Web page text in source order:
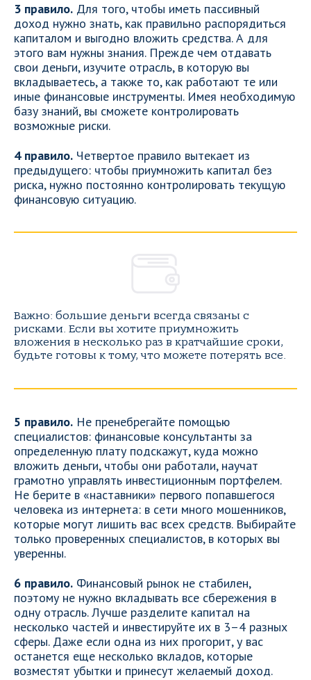
3 правило. Для того, чтобы иметь пассивный
доход нужно знать, как правильно распорядиться
капиталом и выгодно вложить средства. А для
этого вам нужны знания. Прежде чем отдавать
свои деньги, изучите отрасль, в которую вы
вкладываетесь, а также то, как работают те или
иные финансовые инструменты. Имея необходимую
базу знаний, вы сможете контролировать
возможные риски.
4 правило. Четвертое правило вытекает из
предыдущего: чтобы приумножить капитал без
риска, нужно постоянно контролировать текущую
финансовую ситуацию.
Важно: большие деньги всегда связаны с
рисками. Если вы хотите приумножить
вложения в несколько раз в кратчайшие сроки,
будьте готовы к тому, что можете потерять все.
5 правило. Не пренебрегайте помощью
специалистов: финансовые консультанты за
определенную плату подскажут, куда можно
вложить деньги, чтобы они работали, научат
грамотно управлять инвестиционным портфелем.
Не берите в «наставники» первого попавшегося
человека из интернета: в сети много мошенников,
которые могут лишить вас всех средств. Выбирайте
только проверенных специалистов, в которых вы
уверенны.
6 правило. Финансовый рынок не стабилен,
поэтому не нужно вкладывать все сбережения в
одну отрасль. Лучше разделите капитал на
несколько частей и инвестируйте их в 3–4 разных
сферы. Даже если одна из них прогорит, у вас
останется еще несколько вкладов, которые
возместят убытки и принесут желаемый доход.